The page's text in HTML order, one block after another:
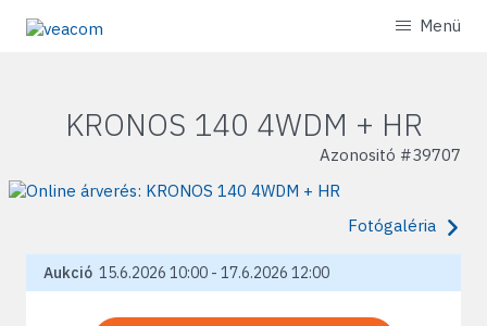
Menü
KRONOS 140 4WDM + HR
Azonositó #39707
Fotógaléria
Aukció 15.6.2026 10:00 - 17.6.2026 12:00